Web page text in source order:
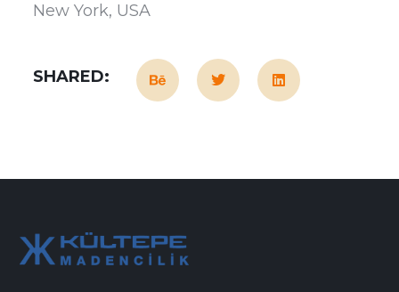
New York, USA
SHARED: